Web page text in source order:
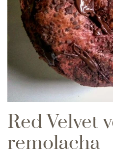
Red Velvet
remolacha